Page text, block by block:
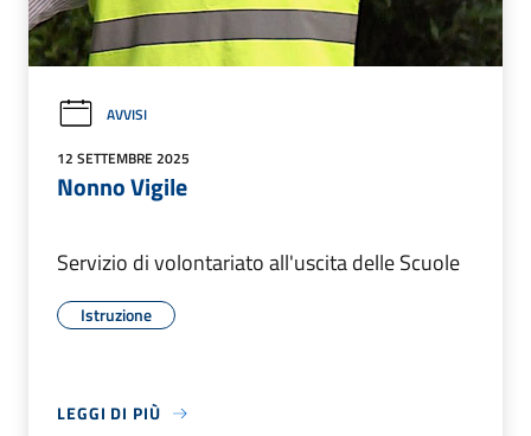
AVVISI
12 SETTEMBRE 2025
Nonno Vigile
Servizio di volontariato all'uscita delle Scuole
Istruzione
LEGGI DI PIÙ